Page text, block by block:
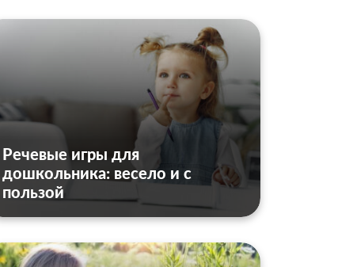
Речевые игры для
дошкольника: весело и с
пользой